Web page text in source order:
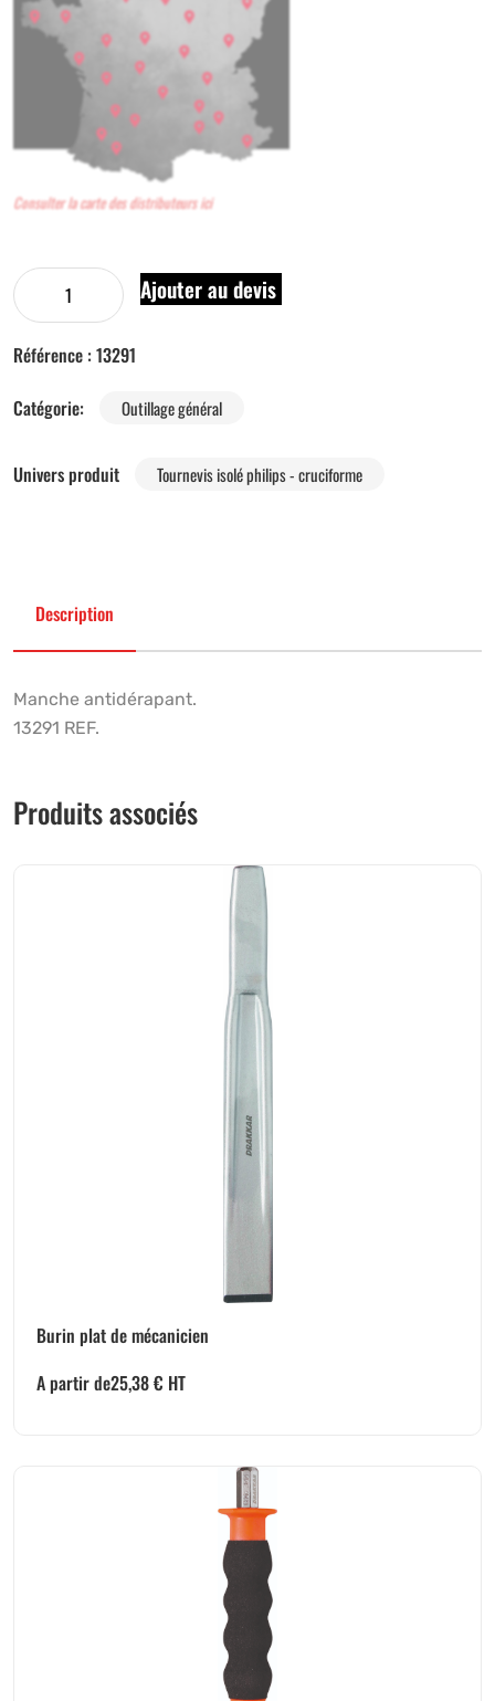
Consulter la carte des distributeurs ici
Ajouter au devis
Référence : 13291
Catégorie:
Outillage général
Univers produit Tournevis isolé philips - cruciforme
Description
Manche antidérapant.
13291 REF.
Produits associés
Burin plat de mécanicien
A partir de25,38€ HT